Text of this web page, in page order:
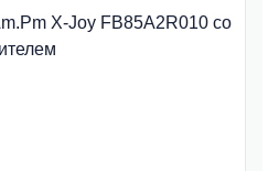
X-Joy FB85A2R010 со